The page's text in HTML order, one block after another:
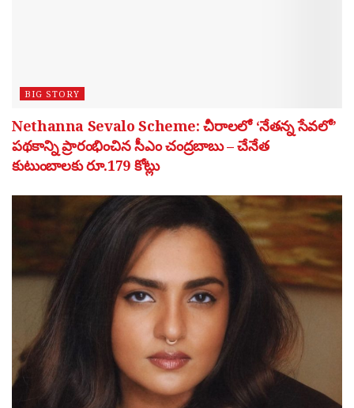
BIG STORY
Nethanna Sevalo Scheme: చీరాలలో ‘నేతన్న సేవలో’
పథకాన్ని ప్రారంభించిన సీఎం చంద్రబాబు – చేనేత
కుటుంబాలకు రూ.179 కోట్లు